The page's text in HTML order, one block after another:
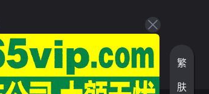
繁
肤